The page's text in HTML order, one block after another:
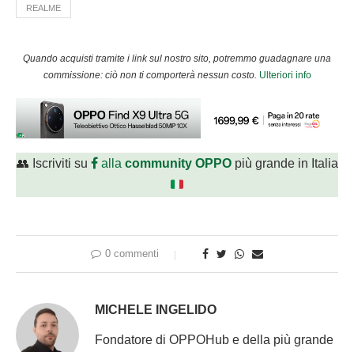
REALME
Quando acquisti tramite i link sul nostro sito, potremmo guadagnare una
commissione: ciò non ti comporterà nessun costo. Ulteriori info
👥 Iscriviti su alla community OPPOpiù grande in Italia
0 commenti
MICHELE INGELIDO
Fondatore di OPPOHub e della più grande